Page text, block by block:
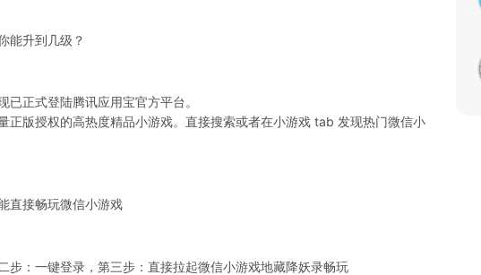
能升到几级？
正式登陆腾讯应用宝官方平台。
正版授权的高热度精品小游戏。直接搜索或者在小游戏 tab 发现热门微信小
直接畅玩微信小游戏
步：一键登录，第三步：直接拉起微信小游戏地藏降妖录畅玩